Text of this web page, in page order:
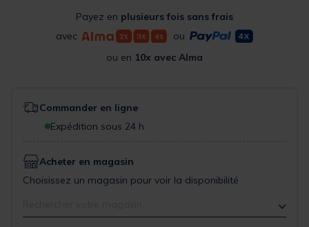
Payez en plusieurs fois sans frais
avec
ou
ou en 10x avec Alma
Commander en ligne
Expédition sous 24 h
Acheter en magasin
Choisissez un magasin pour voir la disponibilité